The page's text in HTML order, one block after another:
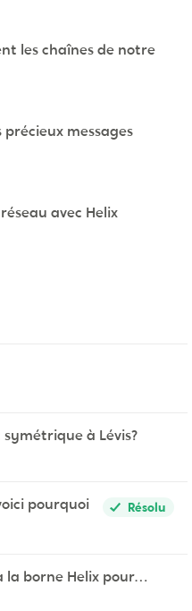
les chaînes de notre
messages
avec Helix
à Lévis?
pourquoi
Résolu
la borne Helix pour
Ops 2